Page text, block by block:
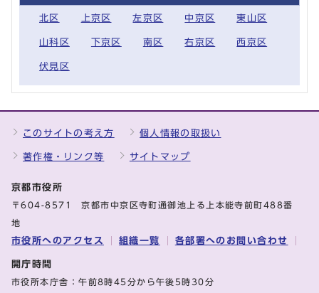
北区 上京区 左京区 中京区 東山区
山科区 下京区 南区 右京区 西京区
伏見区
このサイトの考え方 個人情報の取扱い
著作権・リンク等 サイトマップ
京都市役所
〒604-8571 京都市中京区寺町通御池上る上本能寺前町488番
地
市役所へのアクセス 組織一覧 各部署へのお問い合わせ
開庁時間
市役所本庁舎：午前8時45分から午後5時30分